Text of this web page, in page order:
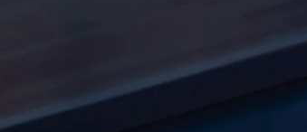
Τώρα" όλα τα
Ελλάδας
δυνάμεις τους
Bullying